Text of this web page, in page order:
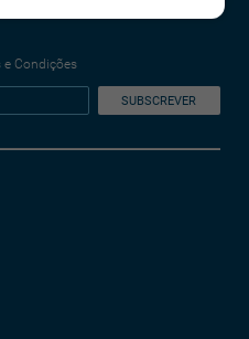
e Condições